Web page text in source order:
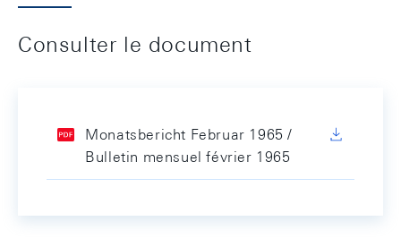
Consulter le document
Monatsbericht Februar 1965 /
Bulletin mensuel février 1965